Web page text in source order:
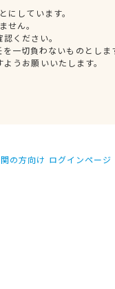
しています。
せん。
ください。
一切負わないものとしま
うお願いいたします。
の方向け ログインページ